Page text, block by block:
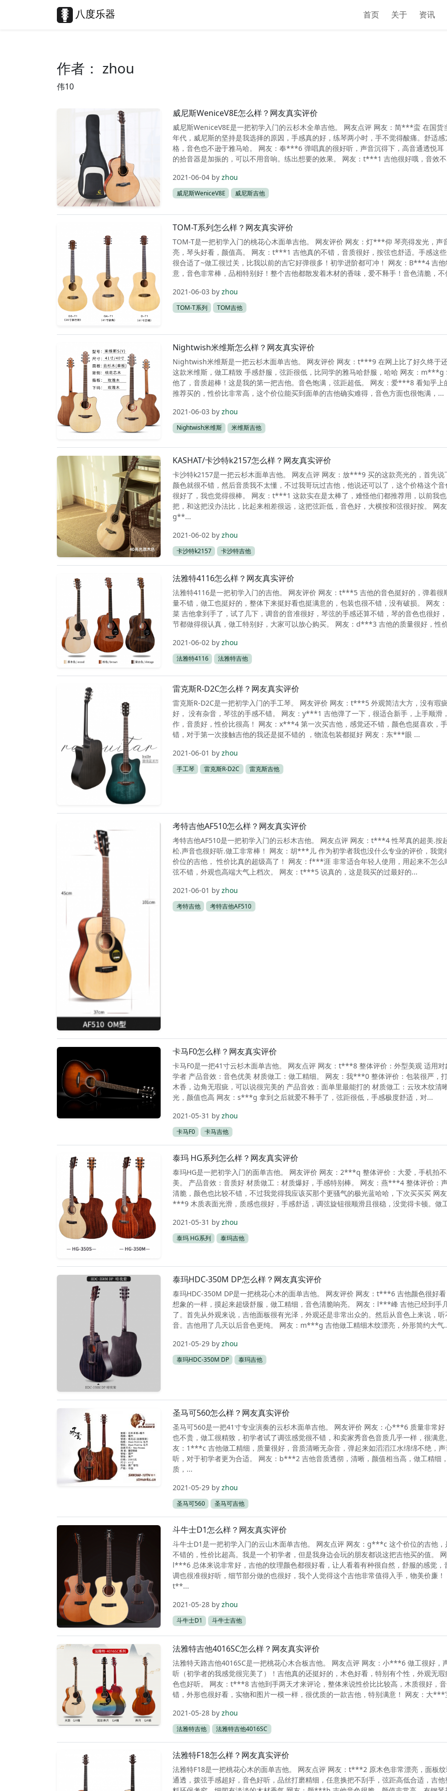
八度乐器 首页 关于
资讯
作者： zhou
伟10
威尼斯WeniceV8E怎么样？网友真实评价
威尼斯WeniceV8E是一把初学入门的云杉木全单吉他。 网友点评 网友：简***蛮 在国货
年代，威尼斯的坚持是我选择的原因，手感真的好，练琴两小时，手不觉得酸痛。舒适感
格，音色也不逊于雅马哈。 网友：奉***6 弹唱真的很好听，声音沉得下，高音通透悦耳
的拾音器是加振的，可以不用音响。练出想要的效果。 网友：t***1 吉他很好哦，音效
2021-06-04by zhou
威尼斯WeniceV8E 威尼斯吉他
TOM-T系列怎么样？网友真实评价
TOM-T是一把初学入门的桃花心木面单吉他。 网友评价 网友：灯***仰 琴亮得发光，声
亮，琴头好看，颜值高。 网友：t***1 吉他真的不错，音质很好，按弦也舒适。手感这
很合适了~做工很过关，比我以前的吉它好弹很多！初学进阶都可冲！ 网友：B***4 吉
意，音色非常棒，品相特别好！整个吉他都散发着木材的香味，爱不释手！音色清脆，不
2021-06-03 by zhou
TOM-T系列 TOM吉他
Nightwish米维斯怎么样？网友真实评价
Nightwish米维斯是一把云杉木面单吉他。 网友评价 网友：t***9 在网上比了好久终于
这款米维斯，做工精致 手感舒服，弦距很低，比同学的雅马哈舒服，哈哈 网友：m***g
他了，音质超棒！这是我的第一把吉他。音色饱满，弦距超低。 网友：爱***8 看知乎上
推荐买的，性价比非常高，这个价位能买到面单的吉他确实难得，音色方面也很饱满，...
2021-06-03 by zhou
Nightwish米维斯 米维斯吉他
KASHAT/卡沙特k2157怎么样？网友真实评价
卡沙特k2157是一把云杉木面单吉他。 网友点评 网友：放***9 买的这款亮光的，首先说
颜色就很不错，然后音质我不太懂，不过我哥玩过吉他，他说还可以了，这个价格这个音
很好了，我也觉得很棒。 网友：t***1 这款实在是太棒了，难怪他们都推荐用，以前我
把，和这把没办法比，比起来相差很远，这把弦距低，音色好，大横按和弦很好按。 网友
g**...
2021-06-02by zhou
卡沙特k2157 卡沙特吉他
法雅特4116怎么样？网友真实评价
法雅特4116是一把初学入门的吉他。 网友评价 网友：t***5 吉他的音色挺好的，弹着很
量不错，做工也挺好的，整体下来挺好看也挺满意的，包装也很不错，没有破损。 网友
菜 吉他拿到手了，试了几下，调音的音准很好，琴弦的手感还算不错，琴的音色也很好
节都做得很认真，做工特别好，大家可以放心购买。 网友：d***3 吉他的质量很好，性
2021-06-02by zhou
法雅特4116 法雅特吉他
雷克斯R-D2C怎么样？网友真实评价
雷克斯R-D2C是一把初学入门的手工琴。 网友评价 网友：t***5 外观简洁大方，没有瑕
好， 没有杂音，琴弦的手感不错。 网友：y***1 吉他弹了一下，很适合新手，上手顺滑
作，音质好，性价比很高！ 网友：x***4 第一次买吉他，感觉还不错，颜色也挺喜欢，
错，对于第一次接触吉他的我还是挺不错的 ，物流包装都挺好 网友：东***眼 ...
2021-06-01 by zhou
手工琴 雷克斯R-D2C 雷克斯吉他
考特吉他AF510怎么样？网友真实评价
考特吉他AF510是一把初学入门的云杉木吉他。 网友点评 网友：t***4 性琴真的超美.按
松.声音也很好听.做工非常棒！ 网友：胡***儿 作为初学者我也没什么专业的评价，我觉
价位的吉他， 性价比真的超级高了！ 网友：f***涯 非常适合年轻人使用，用起来不怎么
弦不错，外观也高端大气上档次。 网友：t***5 说真的，这是我买的过最好的...
2021-06-01 by zhou
考特吉他 考特吉他AF510
卡马F0怎么样？网友真实评价
卡马F0是一把41寸云杉木面单吉他。 网友点评 网友：t***8 整体评价：外型美观 适用对
学者 产品音效：音色优美 材质做工：做工精细。 网友：我***0 整体评价：包装很严，
木香，边角无瑕疵，可以说很完美的 产品音效：面单里最能打的 材质做工：云玫木纹清
光，颜值也高 网友：s***g 拿到之后就爱不释手了，弦距很低，手感极度舒适，对...
2021-05-31 by zhou
卡马F0 卡马吉他
泰玛 HG系列怎么样？网友真实评价
泰玛HG是一把初学入门的面单吉他。 网友评价 网友：2***q 整体评价：大爱，手机拍
美。 产品音效：音质好 材质做工：材质爆好，手感特别棒。 网友：燕***4 整体评价：
清脆，颜色也比较不错，不过我觉得我应该买那个更骚气的极光蓝哈哈，下次买买买 网
***9 木质表面光滑，质感也很好，手感舒适，调弦旋钮很顺滑且很稳，没觉得卡顿。做
2021-05-31 by zhou
泰玛 HG系列 泰玛吉他
泰玛HDC-350M DP怎么样？网友真实评价
泰玛HDC-350M DP是一把桃花心木的面单吉他。 网友评价 网友：t***6 吉他颜色很好
想象的一样，摸起来超级舒服，做工精细，音色清脆响亮。 网友：l***峰 吉他已经到手
了。首先从外观来说，吉他面板很有光泽，外观还是非常出众的。然后从音色上来说，听
音。吉他用了几天以后音色更纯。 网友：m***g 吉他做工精细木纹漂亮，外形简约大气
2021-05-29by zhou
泰玛HDC-350M DP 泰玛吉他
圣马可560怎么样？网友真实评价
圣马可560是一把41寸专业演奏的云杉木面单吉他。 网友评价 网友：心***6 质量非常好
也不贵，做工很精致，初学者试了调弦感觉很不错，和卖家秀音色音质几乎一样，很满意
友：1***c 吉他做工精细，质量很好，音质清晰无杂音，弹起来如滔滔江水绵绵不绝，声
听，对于初学者更为合适。 网友：b***2 吉他音质透彻，清晰，颜值相当高，做工精细
质，...
2021-05-29by zhou
圣马可560 圣马可吉他
斗牛士D1怎么样？网友真实评价
斗牛士D1是一把初学入门的云山木面单吉他。 网友点评 网友：g***c 这个价位的吉他，
不错的，性价比超高。我是一个初学者，但是我身边会玩的朋友都说这把吉他买的值。 网
l***6 总体来说非常好，吉他的纹理颜色都很好看，让人看着有种很自然，舒服的感觉，
调也很准很好听，细节部分做的也很好，我个人觉得这个吉他非常值得入手，物美价廉！
t**...
2021-05-28by zhou
斗牛士D1 斗牛士吉他
法雅特吉他4016SC怎么样？网友真实评价
法雅特天路吉他4016SC是一把桃花心木合板吉他。 网友点评 网友：小***6 做工很好，
听（初学者的我感觉很完美了）！吉他真的还挺好的，木色好看，特别有个性，外观无瑕
色也好听。 网友：t***8 吉他到手两天才来评论，整体来说性价比比较高，木质很好，
错，外形也很好看，实物和图片一模一样，很优质的一款吉他，特别满意！ 网友：大***
2021-05-28by zhou
法雅特吉他 法雅特吉他4016SC
法雅特F18怎么样？网友真实评价
法雅特F18是一把桃花心木的面单吉他。 网友点评 网友：t***2 原木色非常漂亮，面板
通透，拨弦手感超好，音色好听，品丝打磨精细，任意换把不刮手，弦距高低合适，吉他